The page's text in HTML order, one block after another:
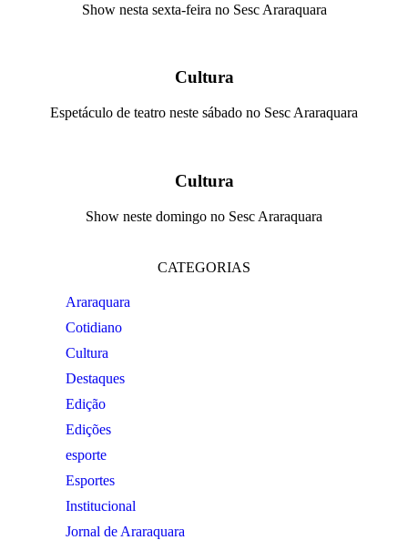
Show nesta sexta-feira no Sesc Araraquara
Cultura
Espetáculo de teatro neste sábado no Sesc Araraquara
Cultura
Show neste domingo no Sesc Araraquara
CATEGORIAS
Araraquara
Cotidiano
Cultura
Destaques
Edição
Edições
esporte
Esportes
Institucional
Jornal de Araraquara